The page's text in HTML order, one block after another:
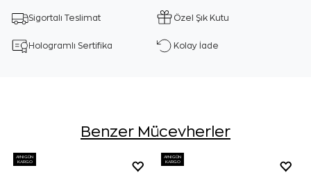
Sigortalı Teslimat Özel Şık Kutu
Hologramlı Sertifika Kolay İade
Benzer Mücevherler
AYNI GÜN
KARGO
AYNI GÜN
KARGO